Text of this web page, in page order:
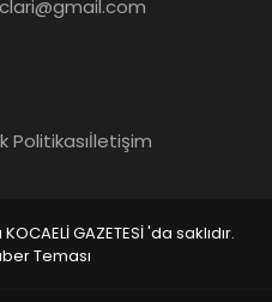
Politikasıİletişim
GAZETESİ 'da saklıdır.
Teması